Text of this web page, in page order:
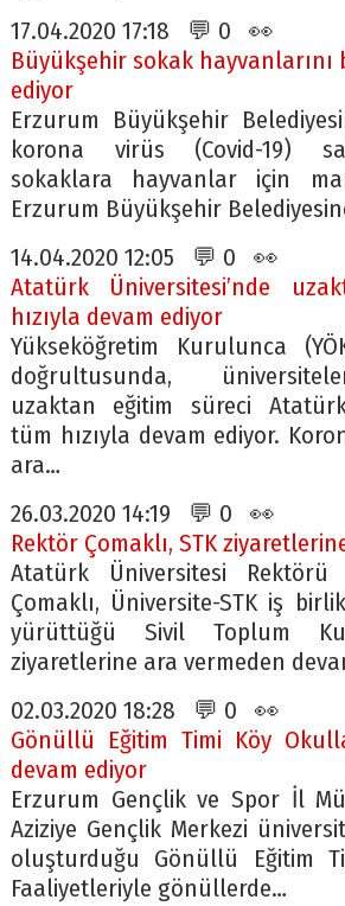
17.04.2020 17:18 💬 0 👀
Büyükşehir sokak hayvanlarını
ediyor
Erzurum Büyükşehir
korona virüs (Covid-19)
sokaklara hayvanlar için
Erzurum Büyükşehir
14.04.2020 12:05 💬 0 👀
Atatürk Üniversitesi’nde
hızıyla devam ediyor
Yükseköğretim Kurulunca
doğrultusunda,
uzaktan eğitim süreci
tüm hızıyla devam ediyor.
ara…
26.03.2020 14:19 💬 0 👀
Rektör Çomaklı, STK
Atatürk Üniversitesi
Çomaklı, Üniversite-STK iş
yürüttüğü Sivil Toplum
ziyaretlerine ara vermeden
02.03.2020 18:28 💬 0 👀
Gönüllü Eğitim Timi Köy
devam ediyor
Erzurum Gençlik ve Spor İl
Aziziye Gençlik Merkezi
oluşturduğu Gönüllü Eğitim
Faaliyetleriyle gönüllerde…